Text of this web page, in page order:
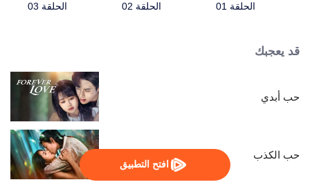
افتح التطبيق
الحلقة 01
الحلقة 02
الحلقة 03
قد يعجبك
حب أبدي
حب الكذب